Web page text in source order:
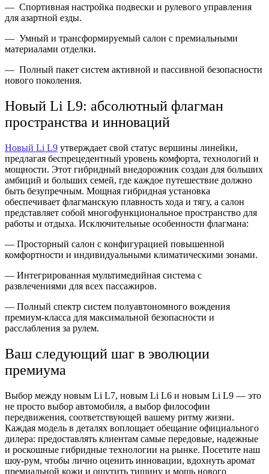
— Спортивная настройка подвески и рулевого управления
для азартной езды.
— Умный и трансформируемый салон с премиальными
материалами отделки.
— Полный пакет систем активной и пассивной безопасности
нового поколения.
Новый Li L9: абсолютный флагман
пространства и инноваций
Новый Li L9 утверждает свой статус вершины линейки,
предлагая беспрецедентный уровень комфорта, технологий и
мощности. Этот гибридный внедорожник создан для больших
амбиций и больших семей, где каждое путешествие должно
быть безупречным. Мощная гибридная установка
обеспечивает флагманскую плавность хода и тягу, а салон
представляет собой многофункциональное пространство для
работы и отдыха. Исключительные особенности флагмана:
— Просторный салон с конфигурацией повышенной
комфортности и индивидуальными климатическими зонами.
— Интегрированная мультимедийная система с
развлечениями для всех пассажиров.
— Полный спектр систем полуавтономного вождения
премиум-класса для максимальной безопасности и
расслабления за рулем.
Ваш следующий шаг в эволюции
премиума
Выбор между новым Li L7, новым Li L6 и новым Li L9 — это
не просто выбор автомобиля, а выбор философии
передвижения, соответствующей вашему ритму жизни.
Каждая модель в деталях воплощает обещание официального
дилера: предоставлять клиентам самые передовые, надежные
и роскошные гибридные технологии на рынке. Посетите наш
шоу-рум, чтобы лично оценить инновации, вдохнуть аромат
премиальной кожи и ощутить тишину и мощь нового